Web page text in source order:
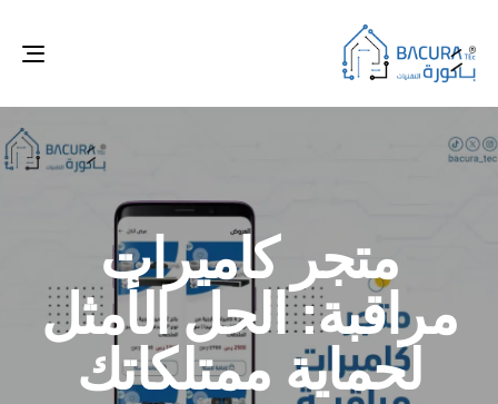
متجر كاميرات
مراقبة: الحل الأمثل
لحماية ممتلكاتك